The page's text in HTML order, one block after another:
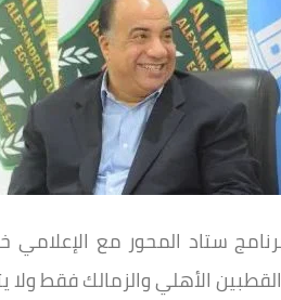
ستاد المحور مع الإعلامي
الأهلي والزمالك فقط ولا